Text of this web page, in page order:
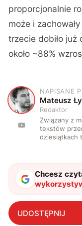
proporcjonalnie
może i
trzecie dobiło już
około ~88%
M
NAPISANE
Mateusz
Redaktor
Związany z
tekstów
dziesiątkach
Chcesz
Koniecznie
UDOSTĘPNIJ